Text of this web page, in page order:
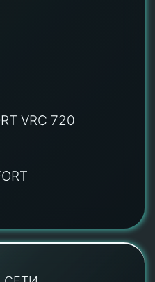
VRC 720